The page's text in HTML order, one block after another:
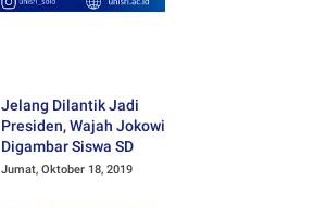
Jelang Dilantik Jadi
Presiden, Wajah Jokowi
Digambar Siswa SD
Jumat, Oktober 18, 2019